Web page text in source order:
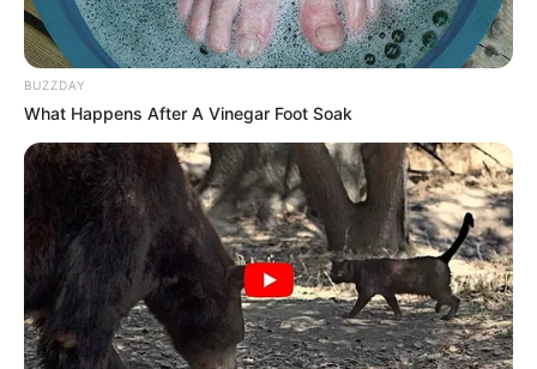
Weiter geht es hier mit denschönsten Ausflugszielen und
Sehenswürdigkeiten in Deutschland. Hierzu gehören
auchverwunschene und einmalige Attraktionen.
BUZZDAY
What Happens After A Vinegar Foot Soak